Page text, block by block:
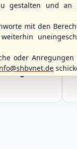
Baltics
gestalten und an
mit den
oder